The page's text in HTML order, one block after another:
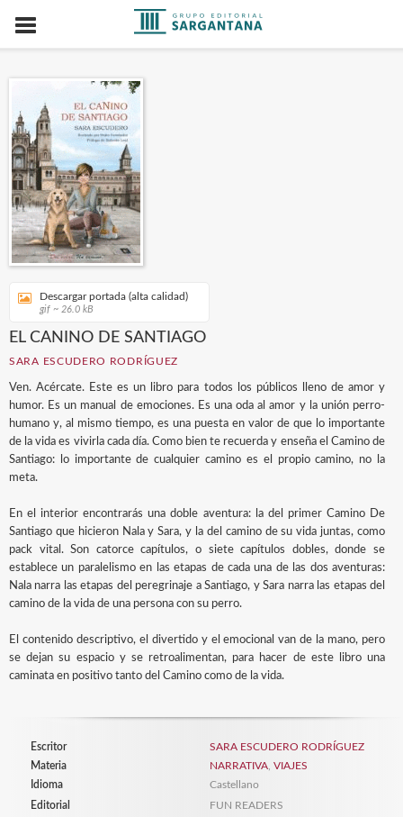
Descargar portada (alta calidad)
gif ~ 26.0 kB
EL CANINO DE SANTIAGO
SARA ESCUDERO RODRÍGUEZ
Ven. Acércate. Este es un libro para todos los públicos lleno de amor y
humor. Es un manual de emociones. Es una oda al amor y la unión perro-
humano y, al mismo tiempo, es una puesta en valor de que lo importante
de la vida es vivirla cada día. Como bien te recuerda y enseña el Camino de
Santiago: lo importante de cualquier camino es el propio camino, no la
meta.
En el interior encontrarás una doble aventura: la del primer Camino De
Santiago que hicieron Nala y Sara, y la del camino de su vida juntas, como
pack vital. Son catorce capítulos, o siete capítulos dobles, donde se
establece un paralelismo en las etapas de cada una de las dos aventuras:
Nala narra las etapas del peregrinaje a Santiago, y Sara narra las etapas del
camino de la vida de una persona con su perro.
El contenido descriptivo, el divertido y el emocional van de la mano, pero
se dejan su espacio y se retroalimentan, para hacer de este libro una
caminata en positivo tanto del Camino como de la vida.
Escritor
SARA ESCUDERO RODRÍGUEZ
Materia
NARRATIVA, VIAJES
Idioma
Castellano
Editorial
FUN READERS